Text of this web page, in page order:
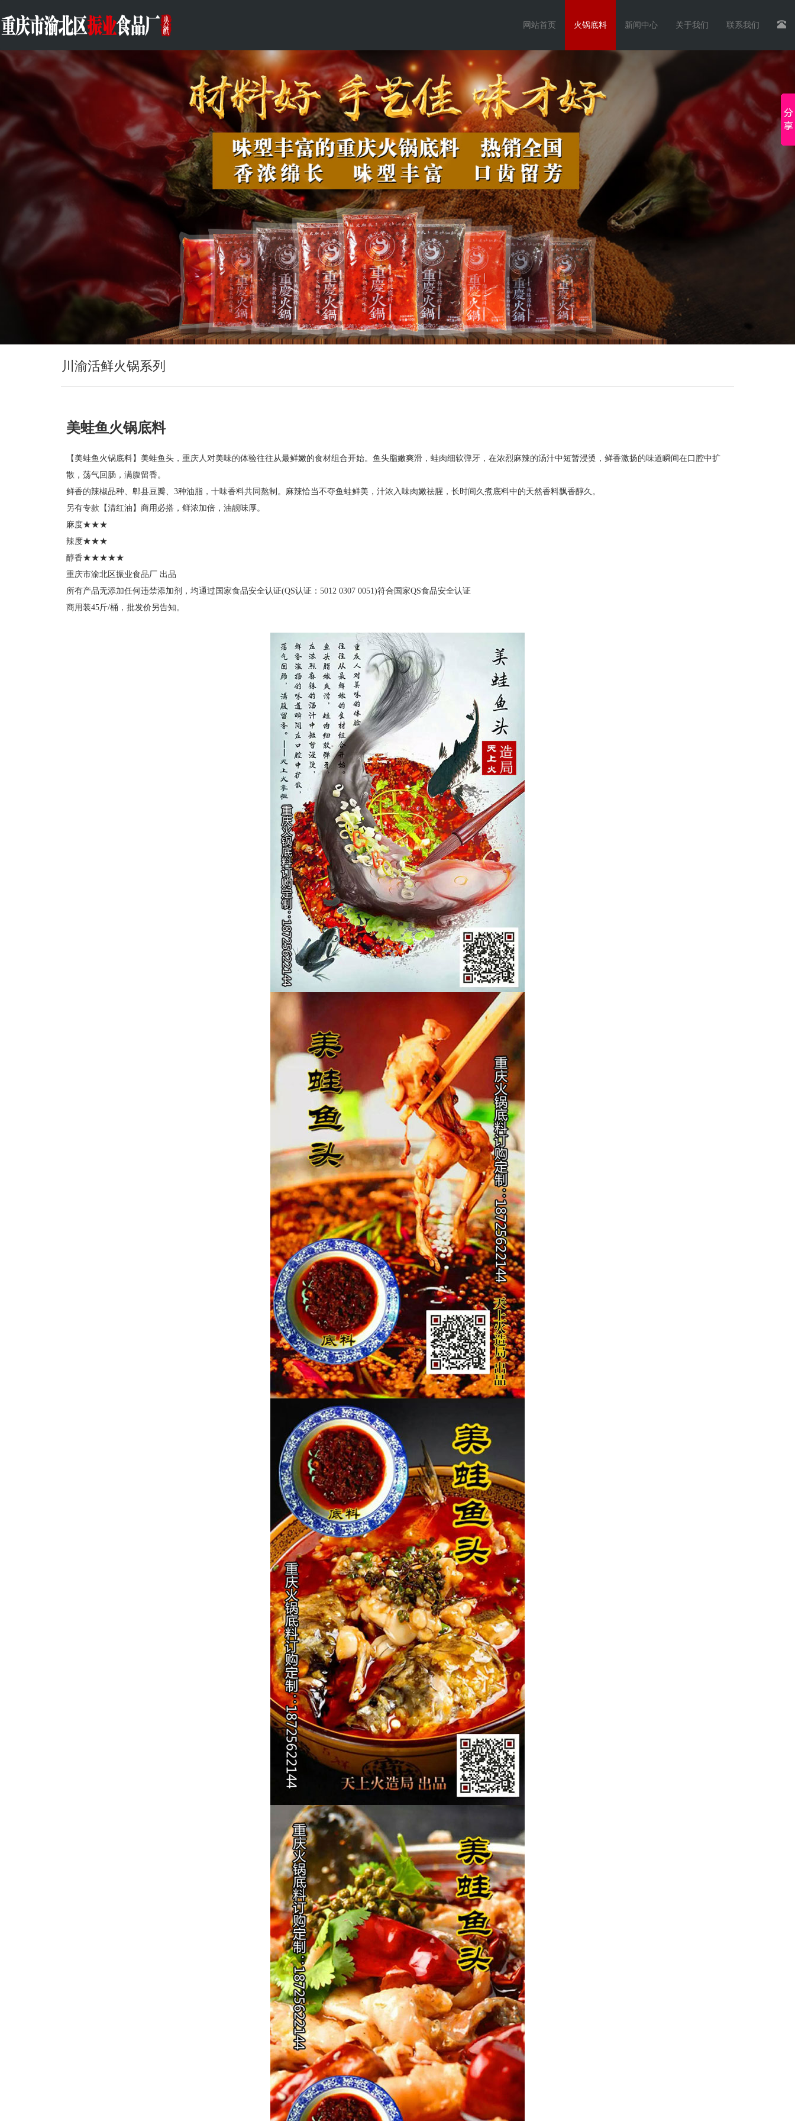
网站首页 火锅底料 新闻中心 关于我们 联系我们
川渝活鲜火锅系列
美蛙鱼火锅底料
【美蛙鱼火锅底料】美蛙鱼头，重庆人对美味的体验往往从最鲜嫩的食材组合开始。鱼头脂嫩爽滑，蛙肉细软弹牙，在浓烈麻辣的汤汁中短暂浸烫，鲜香激扬的味道瞬间在口腔中扩
散，荡气回肠，满腹留香。
鲜香的辣椒品种、郫县豆瓣、3种油脂，十味香料共同熬制。麻辣恰当不夺鱼蛙鲜美，汁浓入味肉嫩祛腥，长时间久煮底料中的天然香料飘香醇久。
另有专款【清红油】商用必搭，鲜浓加倍，油靓味厚。
麻度★★★
辣度★★★
醇香★★★★★
重庆市渝北区振业食品厂 出品
所有产品无添加任何违禁添加剂，均通过国家食品安全认证(QS认证：5012 0307 0051)符合国家QS食品安全认证
商用装45斤/桶，批发价另告知。